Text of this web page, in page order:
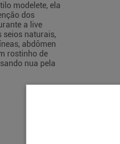
modelete, ela
dos
a live
seios naturais,
abdômen
rostinho de
nua pela